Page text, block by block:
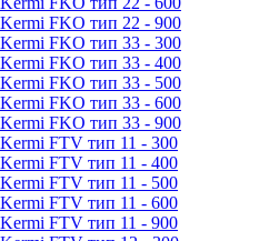
FKO тип 22 - 900
FKO тип 33 - 300
FKO тип 33 - 400
FKO тип 33 - 500
FKO тип 33 - 600
FKO тип 33 - 900
FTV тип 11 - 300
FTV тип 11 - 400
FTV тип 11 - 500
FTV тип 11 - 600
FTV тип 11 - 900